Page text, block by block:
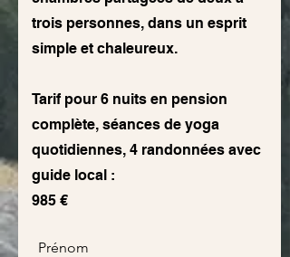
trois personnes, dans un esprit
simple et chaleureux.
Tarif pour 6 nuits en pension
complète, séances de yoga
quotidiennes, 4 randonnées avec
guide local :
985 €
Prénom